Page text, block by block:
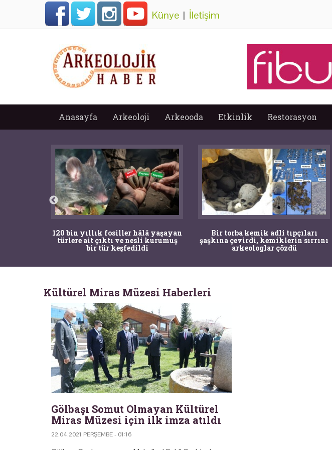
Künye | İletişim
Anasayfa Arkeoloji Arkeooda Etkinlik Restorasyon
120 bin yıllık fosiller hâlâ yaşayan
türlere ait çıktı ve nesli kurumuş
bir tür keşfedildi
Bir torba kemik adli tıpçıları
şaşkına çevirdi, kemiklerin sırrını
arkeologlar çözdü
Kültürel Miras Müzesi Haberleri
Gölbaşı Somut Olmayan Kültürel
Miras Müzesi için ilk imza atıldı
22.04.2021 PERŞEMBE - 01:16